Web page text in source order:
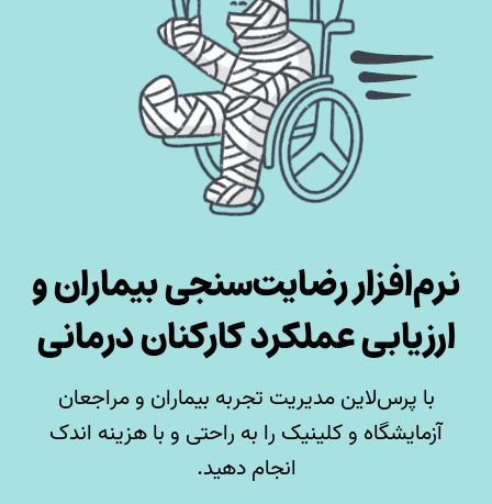
نرم‌افزار رضایت‌سنجی بیماران و
ارزیابی عملکرد کارکنان درمانی
با پرس‌لاین مدیریت تجربه بیماران و مراجعان
آزمایشگاه و کلینیک را به راحتی و با هزینه اندک
انجام دهید.